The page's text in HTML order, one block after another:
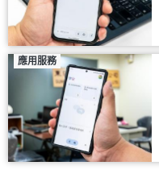
應用服務